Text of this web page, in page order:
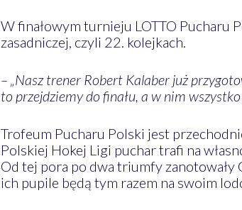
W finałowym turnieju LOTTO Pucharu
zasadniczej, czyli 22. kolejkach.
– „Nasz trener Robert Kalaber już
to przejdziemy do finału, a w nim
Trofeum Pucharu Polski jest
Polskiej Hokej Ligi puchar trafi na
Od tej pora po dwa triumfy zanotowały
ich pupile będą tym razem na swoim